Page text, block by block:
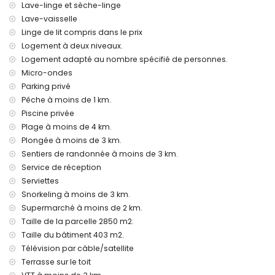
les animaux domestiques ne sont pas admis
l'hébergement est très adapté pour les familles avec
Équipements et services inclus dans le prix de location de la
villa
internet (fibre optique)
fer et planche à repasser
linge de lit et serviettes
service de réception et service d'urgence 24 heures sur 24
chauffage par le sol et air conditionné
Équipements et services avec supplément
lit supplémentaire et lit/cot pour enfant (sur demande)
Divertissement et activités de loisirs pour vos vacances à
Denia, Costa Blanca
théâtre, bar et promenade (Explanada Cervantes) (à moins
de 1000 mètres de la maison)
cinéma, discothèque et boîte de nuit (à moins de 5
kilomètres de la maison)
Sites et culture à Denia, Costa Blanca
Lave-linge et sèche-linge
Lave-vaisselle
Linge de lit compris dans le prix
Logement à deux niveaux.
Logement adapté au nombre spécifié de personnes.
Micro-ondes
Parking privé
Pêche à moins de 1 km.
Piscine privée
Plage à moins de 4 km.
Plongée à moins de 3 km.
Sentiers de randonnée à moins de 3 km.
Service de réception
Serviettes
Snorkeling à moins de 3 km.
Supermarché à moins de 2 km.
Taille de la parcelle 2850 m2.
Taille du bâtiment 403 m2.
Télévision par câble/satellite
Terrasse sur le toit